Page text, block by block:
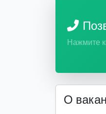
Нажмите
О